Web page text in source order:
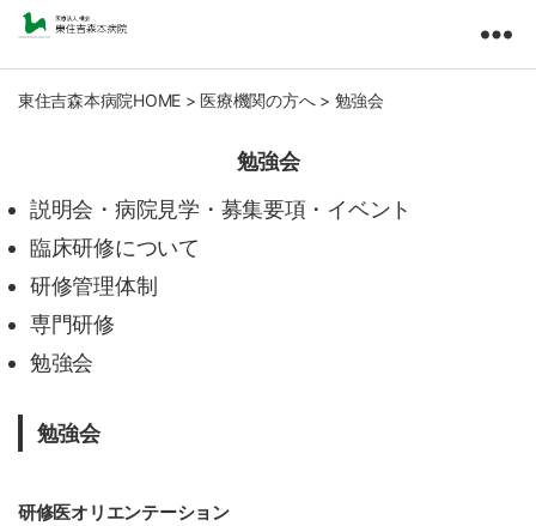
住
吉
院
医
療
法
人
橘
会
東住吉森本病院HOME > 医療機関の方へ > 勉強会
勉強会
説明会・病院見学・募集要項・イベント
臨床研修について
研修管理体制
専門研修
勉強会
勉強会
研修医オリエンテーション